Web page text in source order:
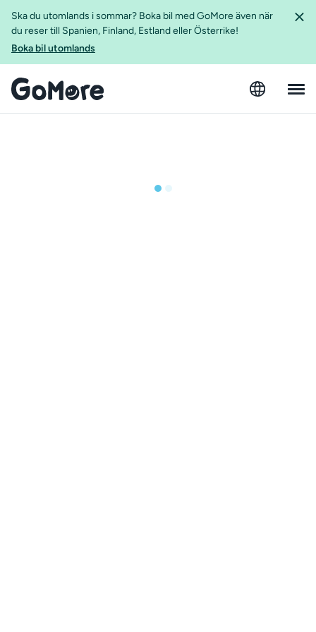
Ska du utomlands i sommar? Boka bil med GoMore även när
du reser till Spanien, Finland, Estland eller Österrike!
Boka bil utomlands